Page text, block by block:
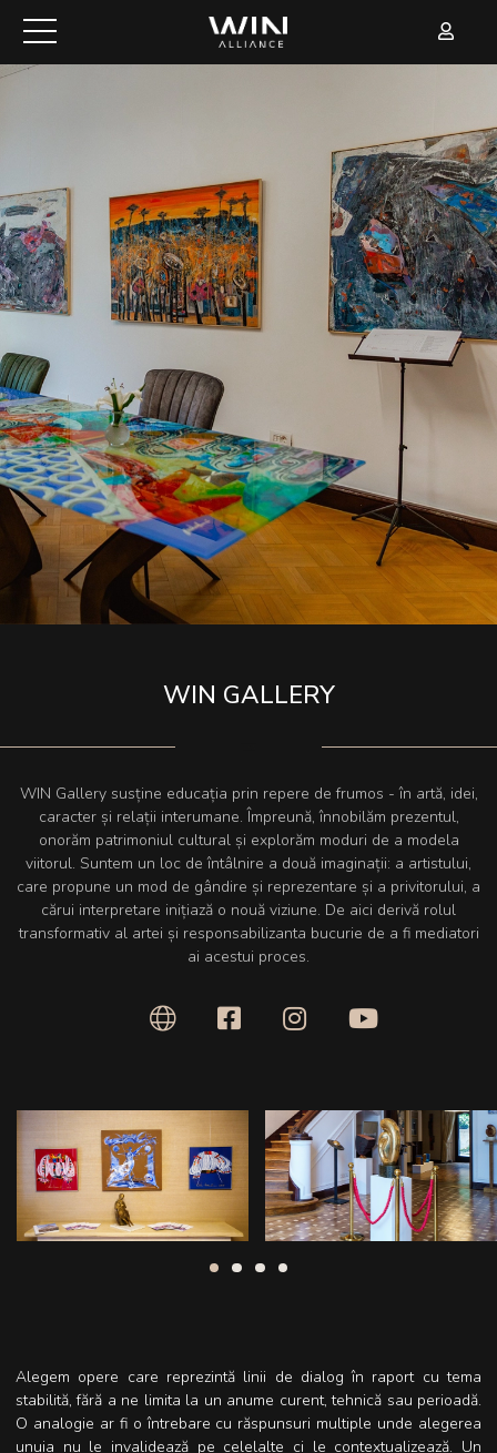
WIN GALLERY
WIN Gallery susține educația prin repere de frumos - în artă, idei,
caracter și relații interumane. Împreună, înnobilăm prezentul,
onorăm patrimoniul cultural și explorăm moduri de a modela
viitorul. Suntem un loc de întâlnire a două imaginații: a artistului,
care propune un mod de gândire și reprezentare și a privitorului, a
cărui interpretare inițiază o nouă viziune. De aici derivă rolul
transformativ al artei și responsabilizanta bucurie de a fi mediatori
ai acestui proces.
Alegem opere care reprezintă linii de dialog în raport cu tema
stabilită, fără a ne limita la un anume curent, tehnică sau perioadă.
O analogie ar fi o întrebare cu răspunsuri multiple unde alegerea
unuia nu le invalidează pe celelalte ci le contextualizează. Un